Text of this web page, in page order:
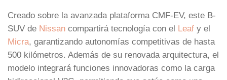
Creado sobre la avanzada plataforma CMF-EV, este B-
SUV de Nissan compartirá tecnología con el Leaf y el
Micra, garantizando autonomías competitivas de hasta
500 kilómetros. Además de su renovada arquitectura, el
modelo integrará funciones innovadoras como la carga